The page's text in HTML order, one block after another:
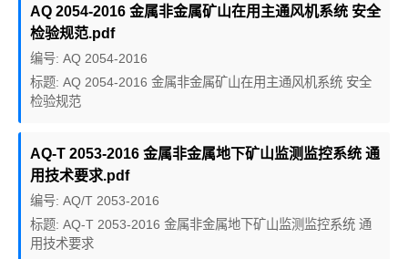
AQ 2054-2016 金属非金属矿山在用主通风机系统 安全
检验规范.pdf
编号: AQ 2054-2016
标题: AQ 2054-2016 金属非金属矿山在用主通风机系统 安全
检验规范
AQ-T 2053-2016 金属非金属地下矿山监测监控系统 通
用技术要求.pdf
编号: AQ/T 2053-2016
标题: AQ-T 2053-2016 金属非金属地下矿山监测监控系统 通
用技术要求